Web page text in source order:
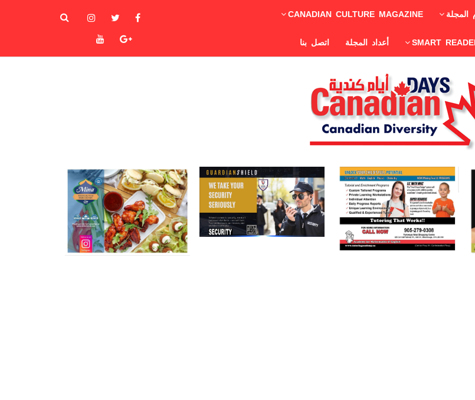
المجلة CANADIAN CULTURE MAGAZINE
SMART أعداد المجلة اتصل بنا
Facebook
Twitter
instagram
Goole+